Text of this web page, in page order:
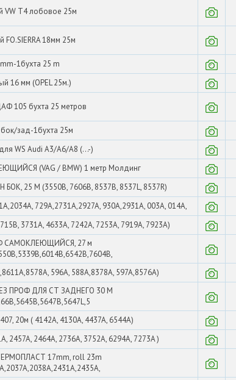
VW T4 лобовое 25м
FO.SIERRA 18мм 25м
1бухта 25 m
16 мм (OPEL 25м.)
105 бухта 25 метров
зад-1бухта 25м
WS Audi A3/A6/A8 (...-)
(VAG / BMW) 1 метр Молдинг
25 М (3550B, 7606B, 8537B, 8537L, 8537R)
729A,2731A,2927A, 930A,2931A, 003A, 014A,
3731A, 4633A, 7242A, 7253A, 7919A, 7923A)
САМОКЛЕЮЩИЙСЯ, 27 м
596A, 588A,8378A, 597A,8576A)
ПРОФ ДЛЯ СТ ЗАДНЕГО 30 М
20м ( 4142A, 4130A, 4437A, 6544A)
2464A, 2736A, 3752A, 6294A, 7273A )
17mm, roll 23m